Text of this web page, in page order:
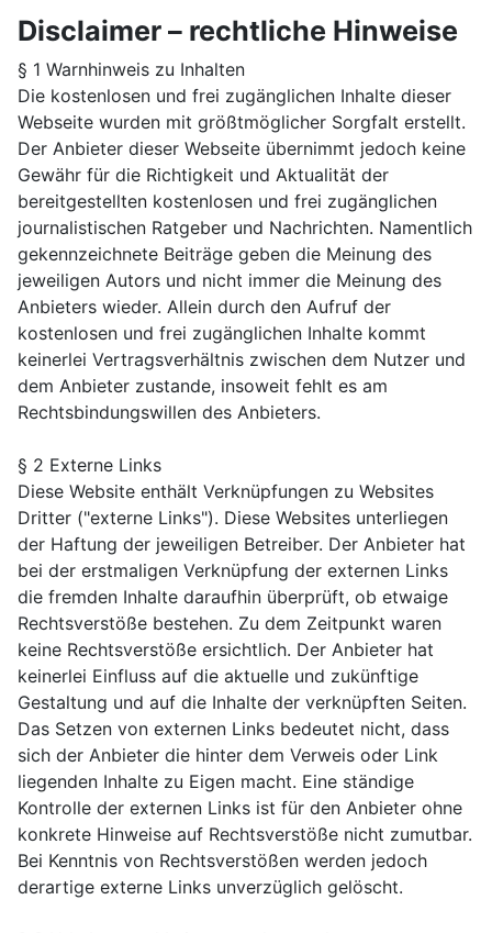
Disclaimer – rechtliche Hinweise
§ 1 Warnhinweis zu Inhalten
Die kostenlosen und frei zugänglichen Inhalte dieser
Webseite wurden mit größtmöglicher Sorgfalt erstellt.
Der Anbieter dieser Webseite übernimmt jedoch keine
Gewähr für die Richtigkeit und Aktualität der
bereitgestellten kostenlosen und frei zugänglichen
journalistischen Ratgeber und Nachrichten. Namentlich
gekennzeichnete Beiträge geben die Meinung des
jeweiligen Autors und nicht immer die Meinung des
Anbieters wieder. Allein durch den Aufruf der
kostenlosen und frei zugänglichen Inhalte kommt
keinerlei Vertragsverhältnis zwischen dem Nutzer und
dem Anbieter zustande, insoweit fehlt es am
Rechtsbindungswillen des Anbieters.
§ 2 Externe Links
Diese Website enthält Verknüpfungen zu Websites
Dritter ("externe Links"). Diese Websites unterliegen
der Haftung der jeweiligen Betreiber. Der Anbieter hat
bei der erstmaligen Verknüpfung der externen Links
die fremden Inhalte daraufhin überprüft, ob etwaige
Rechtsverstöße bestehen. Zu dem Zeitpunkt waren
keine Rechtsverstöße ersichtlich. Der Anbieter hat
keinerlei Einfluss auf die aktuelle und zukünftige
Gestaltung und auf die Inhalte der verknüpften Seiten.
Das Setzen von externen Links bedeutet nicht, dass
sich der Anbieter die hinter dem Verweis oder Link
liegenden Inhalte zu Eigen macht. Eine ständige
Kontrolle der externen Links ist für den Anbieter ohne
konkrete Hinweise auf Rechtsverstöße nicht zumutbar.
Bei Kenntnis von Rechtsverstößen werden jedoch
derartige externe Links unverzüglich gelöscht.